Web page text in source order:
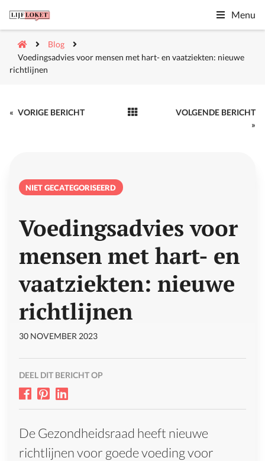
Menu
Blog
Voedingsadvies voor mensen met hart- en vaatziekten: nieuwe
richtlijnen
« VORIGE BERICHT
VOLGENDE BERICHT
»
NIET GECATEGORISEERD
Voedingsadvies voor
mensen met hart- en
vaatziekten: nieuwe
richtlijnen
30 NOVEMBER 2023
DEEL DIT BERICHT OP
De Gezondheidsraad heeft nieuwe
richtlijnen voor goede voeding voor